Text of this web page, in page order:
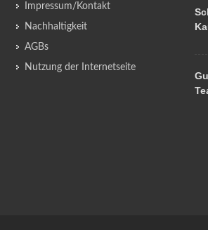
Impressum/Kontakt
Nachhaltigkeit
AGBs
Nutzung der Internetseite